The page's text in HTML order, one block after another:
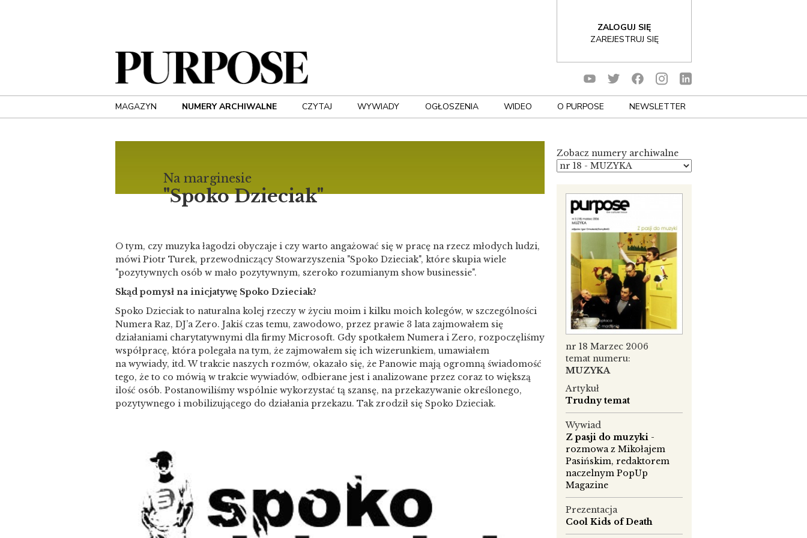
ZALOGUJ SIĘ
ZAREJESTRUJ SIĘ
MAGAZYN NUMERY ARCHIWALNE CZYTAJ WYWIADY OGŁOSZENIA WIDEO O PURPOSE NEWSLETTER
Na marginesie
"Spoko Dzieciak"
O tym, czy muzyka łagodzi obyczaje i czy warto angażować się w pracę na rzecz młodych ludzi,
mówi Piotr Turek, przewodniczący Stowarzyszenia "Spoko Dzieciak", które skupia wiele
"pozytywnych osób w mało pozytywnym, szeroko rozumianym show businessie".
Skąd pomysł na inicjatywę Spoko Dzieciak?
Spoko Dzieciak to naturalna kolej rzeczy w życiu moim i kilku moich kolegów, w szczególności
Numera Raz, DJ’a Zero. Jakiś czas temu, zawodowo, przez prawie 3 lata zajmowałem się
działaniami charytatywnymi dla firmy Microsoft. Gdy spotkałem Numera i Zero, rozpoczęliśmy
współpracę, która polegała na tym, że zajmowałem się ich wizerunkiem, umawiałem
na wywiady, itd. W trakcie naszych rozmów, okazało się, że Panowie mają ogromną świadomość
tego, że to co mówią w trakcie wywiadów, odbierane jest i analizowane przez coraz to większą
ilość osób. Postanowiliśmy wspólnie wykorzystać tą szansę, na przekazywanie określonego,
pozytywnego i mobilizującego do działania przekazu. Tak zrodził się Spoko Dzieciak.
Zobacz numery archiwalne
nr 18 Marzec 2006
temat numeru:
MUZYKA
Artykuł
Trudny temat
Wywiad
Z pasji do muzyki -
rozmowa z Mikołajem
Pasińskim, redaktorem
naczelnym PopUp
Magazine
Prezentacja
Cool Kids of Death